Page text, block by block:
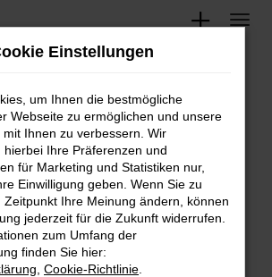
Qualität setzen
Leistungen
für Ihre Mobilität.
Einstellungen
um Ihnen die bestmögliche
Webseite zu ermöglichen und unsere
mit Ihnen zu verbessern. Wir
hierbei Ihre Präferenzen und
für Marketing und Statistiken nur,
Einwilligung geben. Wenn Sie zu
Zeitpunkt Ihre Meinung ändern, können
jederzeit für die Zukunft widerrufen.
zum Umfang der
finden Sie hier:
Cookie-Richtlinie